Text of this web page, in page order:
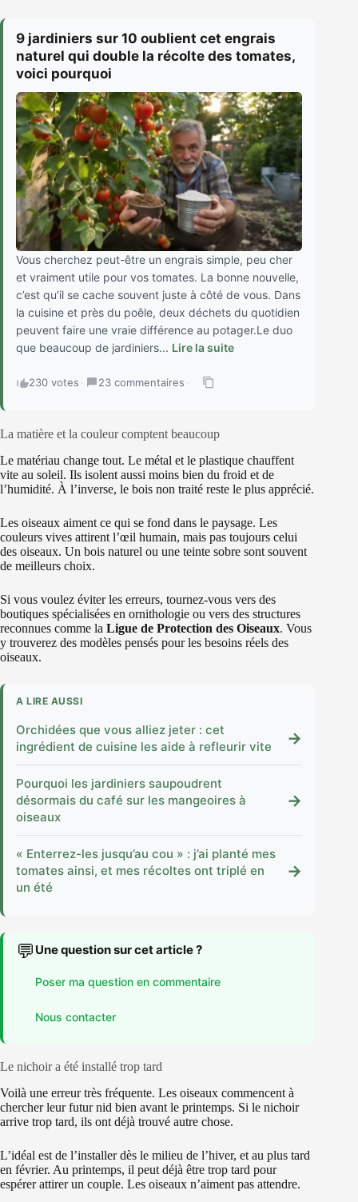
9 jardiniers sur 10 oublient cet engrais
naturel qui double la récolte des tomates,
voici pourquoi
Vous cherchez peut-être un engrais simple, peu cher
et vraiment utile pour vos tomates. La bonne nouvelle,
c’est qu’il se cache souvent juste à côté de vous. Dans
la cuisine et près du poêle, deux déchets du quotidien
peuvent faire une vraie différence au potager.Le duo
que beaucoup de jardiniers... Lire la suite
230 votes · 23 commentaires ·
La matière et la couleur comptent beaucoup
Le matériau change tout. Le métal et le plastique chauffent
vite au soleil. Ils isolent aussi moins bien du froid et de
l’humidité. À l’inverse, le bois non traité reste le plus apprécié.
Les oiseaux aiment ce qui se fond dans le paysage. Les
couleurs vives attirent l’œil humain, mais pas toujours celui
des oiseaux. Un bois naturel ou une teinte sobre sont souvent
de meilleurs choix.
Si vous voulez éviter les erreurs, tournez-vous vers des
boutiques spécialisées en ornithologie ou vers des structures
reconnues comme la Ligue de Protection des Oiseaux. Vous
y trouverez des modèles pensés pour les besoins réels des
oiseaux.
A LIRE AUSSI
Orchidées que vous alliez jeter : cet
ingrédient de cuisine les aide à refleurir vite
→
Pourquoi les jardiniers saupoudrent
désormais du café sur les mangeoires à
oiseaux
→
« Enterrez-les jusqu’au cou » : j’ai planté mes
tomates ainsi, et mes récoltes ont triplé en
un été
→
💬 Une question sur cet article ?
Poser ma question en commentaire
Nous contacter
Le nichoir a été installé trop tard
Voilà une erreur très fréquente. Les oiseaux commencent à
chercher leur futur nid bien avant le printemps. Si le nichoir
arrive trop tard, ils ont déjà trouvé autre chose.
L’idéal est de l’installer dès le milieu de l’hiver, et au plus tard
en février. Au printemps, il peut déjà être trop tard pour
espérer attirer un couple. Les oiseaux n’aiment pas attendre.